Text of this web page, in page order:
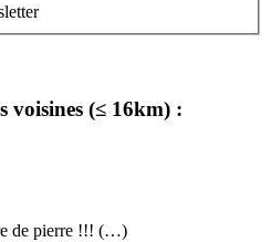
voisines (≤ 16km) :
de pierre !!! (…)